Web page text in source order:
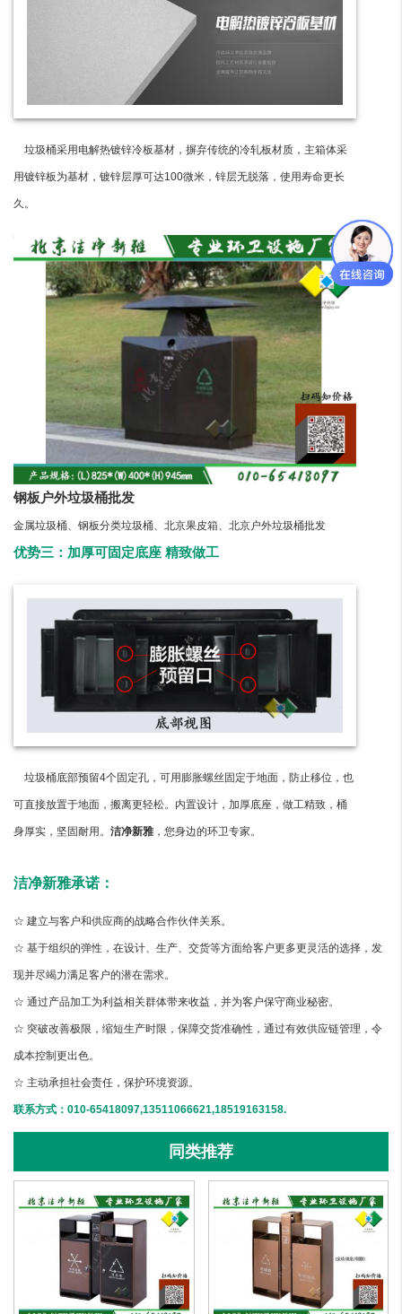
垃圾桶采用电解热镀锌冷板基材，摒弃传统的冷轧板材质，主箱体采
用镀锌板为基材，镀锌层厚可达100微米，锌层无脱落，使用寿命更长
久。
钢板户外垃圾桶批发
金属垃圾桶、钢板分类垃圾桶、北京果皮箱、北京户外垃圾桶批发
优势三：加厚可固定底座 精致做工
垃圾桶底部预留4个固定孔，可用膨胀螺丝固定于地面，防止移位，也
可直接放置于地面，搬离更轻松。内置设计，加厚底座，做工精致，桶
身厚实，坚固耐用。 洁净新雅，您身边的环卫专家。
洁净新雅承诺：
☆ 建立与客户和供应商的战略合作伙伴关系。
☆ 基于组织的弹性，在设计、生产、交货等方面给客户更多更灵活的选择，发
现并尽竭力满足客户的潜在需求。
☆ 通过产品加工为利益相关群体带来收益，并为客户保守商业秘密。
☆ 突破改善极限，缩短生产时限，保障交货准确性，通过有效供应链管理，令
成本控制更出色。
☆ 主动承担社会责任，保护环境资源。
联系方式：010-65418097,13511066621,18519163158.
同类推荐